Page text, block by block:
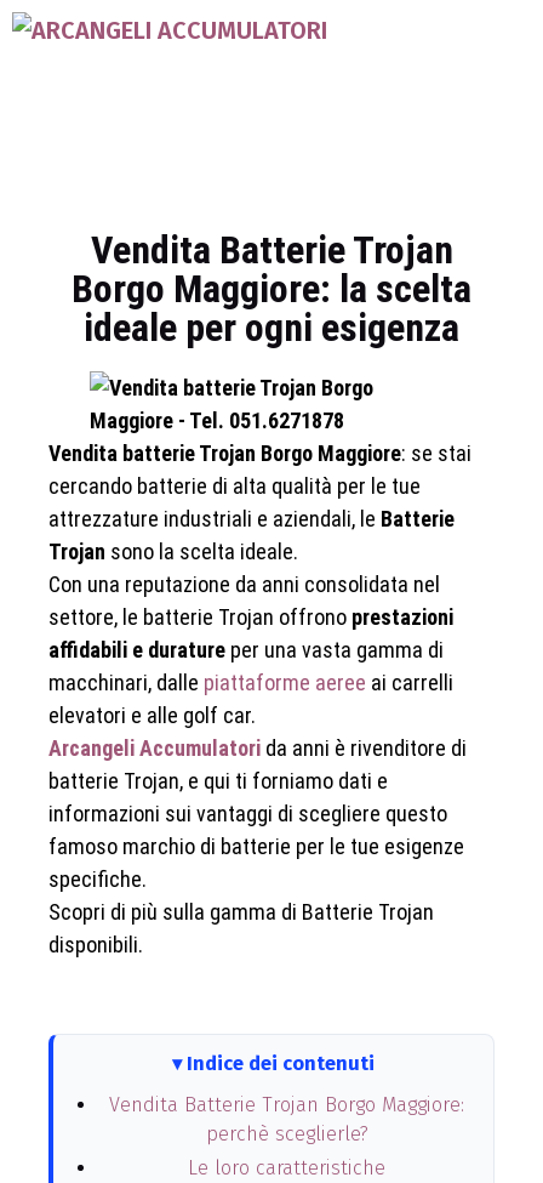
Vendita Batterie Trojan
Borgo Maggiore: la scelta
ideale per ogni esigenza
Vendita batterie Trojan Borgo Maggiore: se stai
cercando batterie di alta qualità per le tue
attrezzature industriali e aziendali, le Batterie
Trojan sono la scelta ideale.
Con una reputazione da anni consolidata nel
settore, le batterie Trojan offrono prestazioni
affidabili e durature per una vasta gamma di
macchinari, dalle piattaforme aeree ai carrelli
elevatori e alle golf car.
Arcangeli Accumulatori da anni è rivenditore di
batterie Trojan, e qui ti forniamo dati e
informazioni sui vantaggi di scegliere questo
famoso marchio di batterie per le tue esigenze
specifiche.
Scopri di più sulla gamma di Batterie Trojan
disponibili.
Indice dei contenuti
Vendita Batterie Trojan Borgo Maggiore:
perchè sceglierle?
Le loro caratteristiche